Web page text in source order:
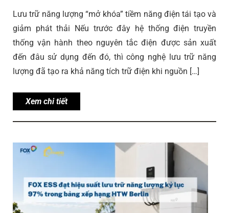
Lưu trữ năng lượng “mở khóa” tiềm năng điện tái tạo và
giảm phát thải Nếu trước đây hệ thống điện truyền
thống vận hành theo nguyên tắc điện được sản xuất
đến đâu sử dụng đến đó, thì công nghệ lưu trữ năng
lượng đã tạo ra khả năng tích trữ điện khi nguồn […]
Xem chi tiết